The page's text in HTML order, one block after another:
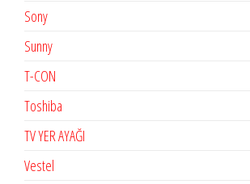
Sony
Sunny
T-CON
Toshiba
TV YER AYAĞI
Vestel